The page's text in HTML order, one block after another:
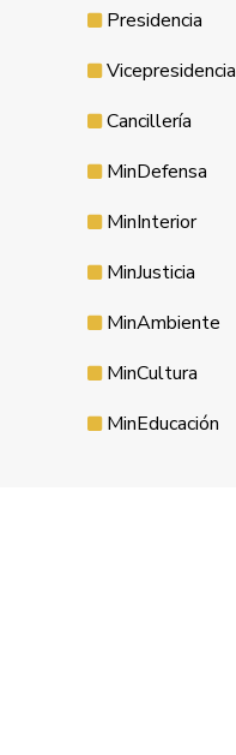
Presidencia
Vicepresidencia
Cancillería
MinDefensa
MinInterior
MinJusticia
MinAmbiente
MinCultura
MinEducación